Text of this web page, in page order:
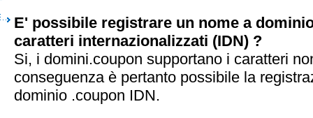
E' possibile registrare un nome a
caratteri internazionalizzati (IDN) ?
Si, i domini.coupon supportano i caratteri
conseguenza è pertanto possibile la
dominio .coupon IDN.